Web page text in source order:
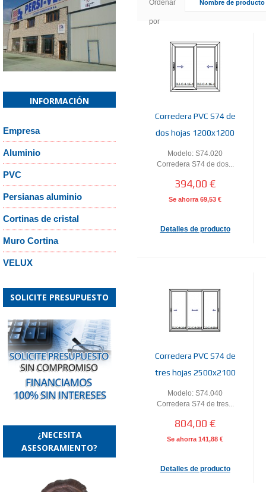
INFORMACIÓN
Empresa
Aluminio
PVC
Persianas aluminio
Cortinas de cristal
Muro Cortina
VELUX
SOLICITE PRESUPUESTO
¿NECESITA
ASESORAMIENTO?
Ordenar
por
Nombre de producto
Corredera PVC S74 de
dos hojas 1200x1200
Modelo: S74.020
Corredera S74 de dos...
394,00 €
Se ahorra 69,53 €
Detalles de producto
Corredera PVC S74 de
tres hojas 2500x2100
Modelo: S74.040
Corredera S74 de tres...
804,00 €
Se ahorra 141,88 €
Detalles de producto
Captcha*